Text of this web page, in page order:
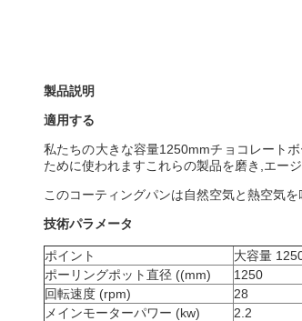
製品説明
適用する
私たちの大きな容量1250mmチョコレート
ために使われますこれらの製品を磨き,エー
このコーティングパンは自然空気と熱空気
技術パラメータ
ポイント
大容量
ポーリングポット直径 ((mm)
1250
回転速度 (rpm)
28
メインモーターパワー (kw)
2.2